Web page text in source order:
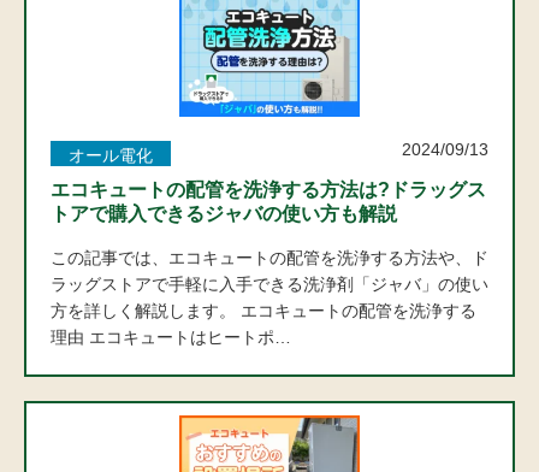
オール電化 2024/09/13
エコキュートの配管を洗浄する方法は?ドラッグス
トアで購入できるジャバの使い方も解説
この記事では、エコキュートの配管を洗浄する方法や、ド
ラッグストアで手軽に入手できる洗浄剤「ジャバ」の使い
方を詳しく解説します。 エコキュートの配管を洗浄する
理由 エコキュートはヒートポ…